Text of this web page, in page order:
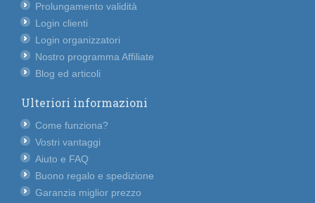
Prolungamento validità
Login clienti
Login organizzatori
Nostro programma Affiliate
Blog ed articoli
Ulteriori informazioni
Come funziona?
Vostri vantaggi
Aiuto e FAQ
Buono regalo e spedizione
Garanzia miglior prezzo